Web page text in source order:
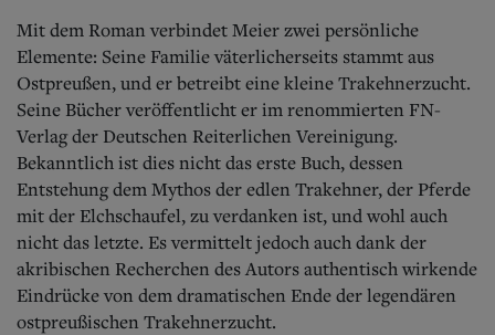
Mit dem Roman verbindet Meier zwei persönliche
Elemente: Seine Familie väterlicherseits stammt aus
Ostpreußen, und er betreibt eine kleine Trakehnerzucht.
Seine Bücher veröffentlicht er im renommierten FN-
Verlag der Deutschen Reiterlichen Vereinigung.
Bekanntlich ist dies nicht das erste Buch, dessen
Entstehung dem Mythos der edlen Trakehner, der Pferde
mit der Elchschaufel, zu verdanken ist, und wohl auch
nicht das letzte. Es vermittelt jedoch auch dank der
akribischen Recherchen des Autors authentisch wirkende
Eindrücke von dem dramatischen Ende der legendären
ostpreußischen Trakehnerzucht.